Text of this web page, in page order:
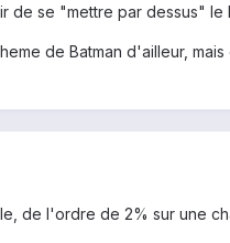
de se "mettre par dessus"
de Batman d'ailleur,
de l'ordre de 2% sur une